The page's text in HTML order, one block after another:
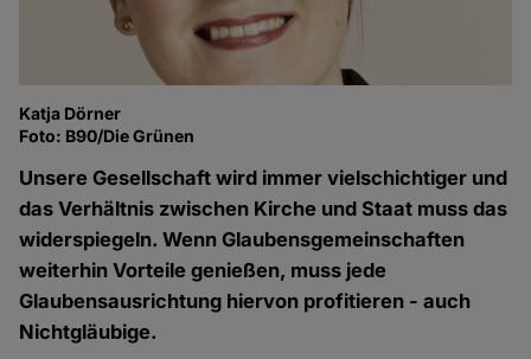
Katja Dörner
Foto: B90/Die Grünen
Unsere Gesellschaft wird immer vielschichtiger und
das Verhältnis zwischen Kirche und Staat muss das
widerspiegeln. Wenn Glaubensgemeinschaften
weiterhin Vorteile genießen, muss jede
Glaubensausrichtung hiervon profitieren - auch
Nichtgläubige.